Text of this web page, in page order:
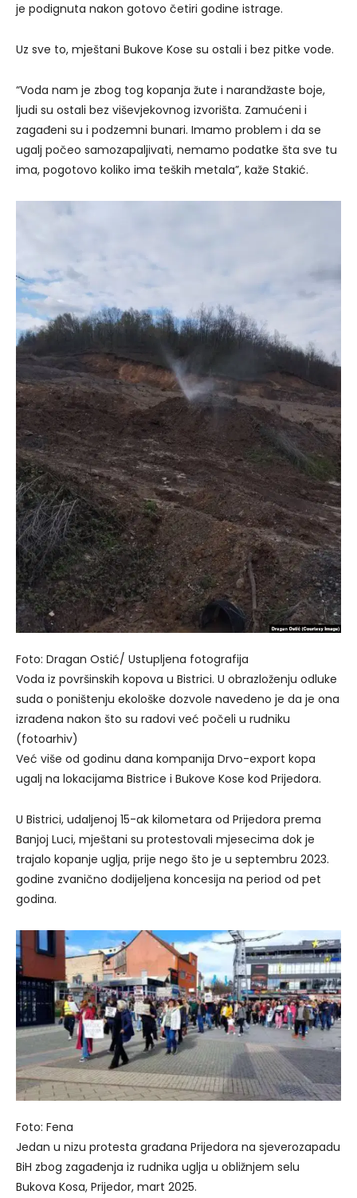
je podignuta nakon gotovo četiri godine istrage.
Uz sve to, mještani Bukove Kose su ostali i bez pitke vode.
“Voda nam je zbog tog kopanja žute i narandžaste boje,
ljudi su ostali bez viševjekovnog izvorišta. Zamućeni i
zagađeni su i podzemni bunari. Imamo problem i da se
ugalj počeo samozapaljivati, nemamo podatke šta sve tu
ima, pogotovo koliko ima teških metala”, kaže Stakić.
Foto: Dragan Ostić/ Ustupljena fotografija
Voda iz površinskih kopova u Bistrici. U obrazloženju odluke
suda o poništenju ekološke dozvole navedeno je da je ona
izrađena nakon što su radovi već počeli u rudniku
(fotoarhiv)
Već više od godinu dana kompanija Drvo-export kopa
ugalj na lokacijama Bistrice i Bukove Kose kod Prijedora.
U Bistrici, udaljenoj 15-ak kilometara od Prijedora prema
Banjoj Luci, mještani su protestovali mjesecima dok je
trajalo kopanje uglja, prije nego što je u septembru 2023.
godine zvanično dodijeljena koncesija na period od pet
godina.
Foto: Fena
Jedan u nizu protesta građana Prijedora na sjeverozapadu
BiH zbog zagađenja iz rudnika uglja u obližnjem selu
Bukova Kosa, Prijedor, mart 2025.